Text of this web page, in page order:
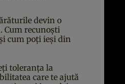
devin o
Cum recunoști
cum poți ieși din
toleranța la
care te ajută